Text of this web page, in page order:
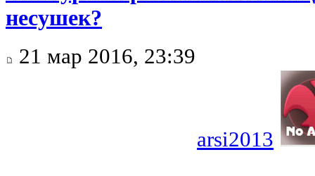
несушек?
21 мар 2016, 23:39
arsi2013